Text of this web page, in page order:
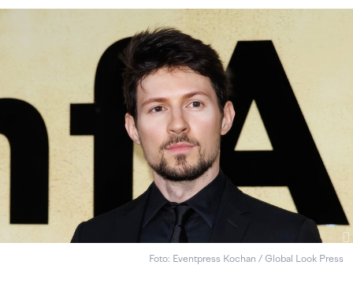
Foto: Eventpress Kochan / Global Look Press